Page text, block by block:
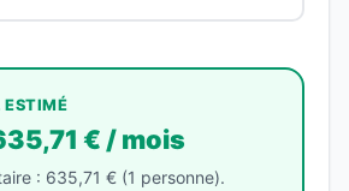
ESTIMÉ
€ / mois
: 635,71 € (1 personne).